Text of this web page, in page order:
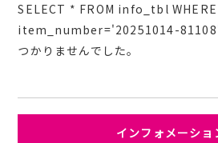
SELECT * FROM info_tbl WHERE
item_number='20251014-81108'
つかりませんでした。
インフォメーショ